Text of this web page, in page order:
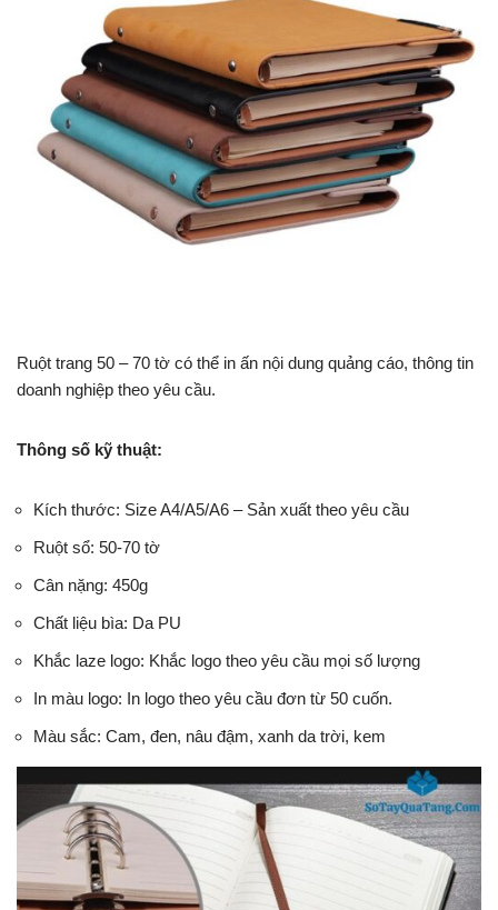
Ruột trang 50 – 70 tờ có thể in ấn nội dung quảng cáo, thông tin
doanh nghiệp theo yêu cầu.
Thông số kỹ thuật:
Kích thước: Size A4/A5/A6 – Sản xuất theo yêu cầu
Ruột sổ: 50-70 tờ
Cân nặng: 450g
Chất liệu bìa: Da PU
Khắc laze logo: Khắc logo theo yêu cầu mọi số lượng
In màu logo: In logo theo yêu cầu đơn từ 50 cuốn.
Màu sắc: Cam, đen, nâu đậm, xanh da trời, kem